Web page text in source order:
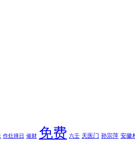
作灶择日 催财 免费 六壬 天医门 孙宗萍 安徽